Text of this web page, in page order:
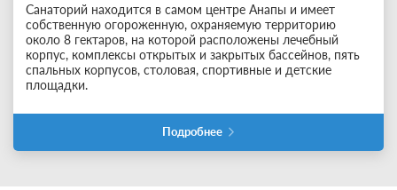
Санаторий находится в самом центре Анапы и имеет
собственную огороженную, охраняемую территорию
около 8 гектаров, на которой расположены лечебный
корпус, комплексы открытых и закрытых бассейнов, пять
спальных корпусов, столовая, спортивные и детские
площадки.
Подробнее